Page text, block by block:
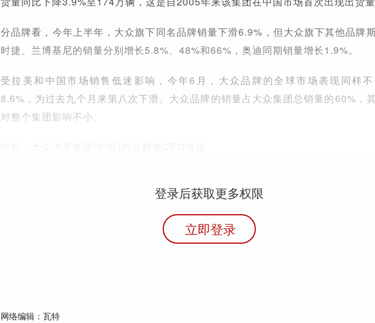
分品牌看，今年上半年，大众旗下同名品牌销量下滑6.9%，但大众旗下其他品牌
时捷、兰博基尼的销量分别增长5.8%、48%和66%，奥迪同期销量增长1.9%。
受拉美和中国市场销售低迷影响，今年6月，大众品牌的全球市场表现同样
8.6%，为过去九个月来第八次下滑。大众品牌的销量占大众集团总销量的60%，
对整个集团影响不小。
登录后获取更多权限
立即登录
网络编辑：瓦特